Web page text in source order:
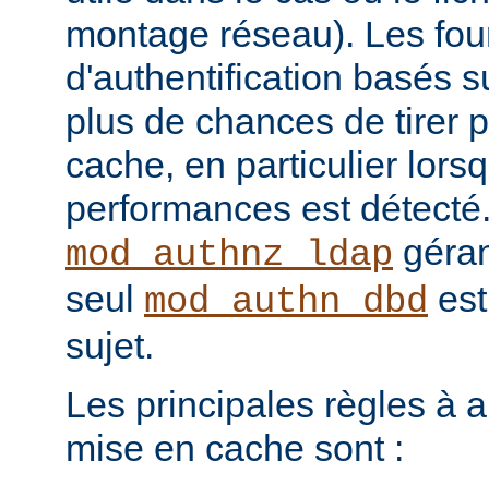
montage réseau). Les
d'authentification basés
plus de chances de tirer
cache, en particulier
performances est
mod_authnz_ldap
seul mod_authn_dbd
sujet.
Les principales règles à
mise en cache sont :